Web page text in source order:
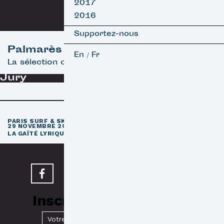
2017
2016
Supportez-nous
En / Fr
Palmarès
La sélection officielle
Jury
PARIS SURF & SKATEBOARD FILM FESTIVAL
29 NOVEMBRE 2026
LA GAÎTÉ LYRIQUE · PARIS 3
Inscrivez-vous à notre